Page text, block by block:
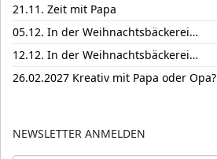
21.11. Zeit mit Papa
05.12. In der Weihnachtsbäckerei…
12.12. In der Weihnachtsbäckerei…
26.02.2027 Kreativ mit Papa oder Opa?
NEWSLETTER ANMELDEN